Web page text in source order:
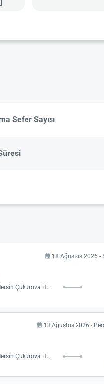
Sefer Sayısı
18 Ağustos 2026 -
Adana Mersin Çukurova Havalimanı
13 Ağustos 2026 -
Adana Mersin Çukurova Havalimanı